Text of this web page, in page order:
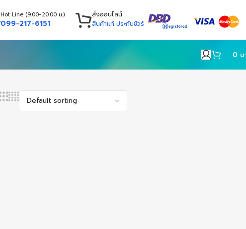
Hot Line (9.00-20.00 น.)
099-217-6151
สั่งออนไลน์
สินค้าแท้ ประกันชัวร์
0 บ